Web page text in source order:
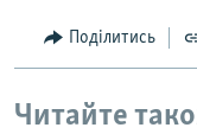
Поділитись
Читайте